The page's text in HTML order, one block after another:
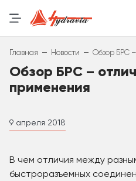
Главная – Новости – Обзор БРС
Обзор БРС –
применения
9 апреля 2018
В чем отличия между
быстроразъемных